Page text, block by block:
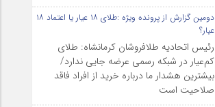
دومین گزارش از پرونده ویژه :طلای ۱۸ عیار یا اعتماد ۱۸
عیار؟
رئیس اتحادیه طلافروشان کرمانشاه: طلای
کم‌عیار در شبکه رسمی عرضه جایی ندارد/
بیشترین هشدار ما درباره خرید از افراد فاقد
صلاحیت است